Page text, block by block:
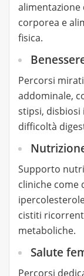
alimentazione
corporea e
fisica.
Percorsi
addominale,
stipsi, disbiosi
difficoltà
Supporto
cliniche come
cistiti
metaboliche.
Salute
Percorsi